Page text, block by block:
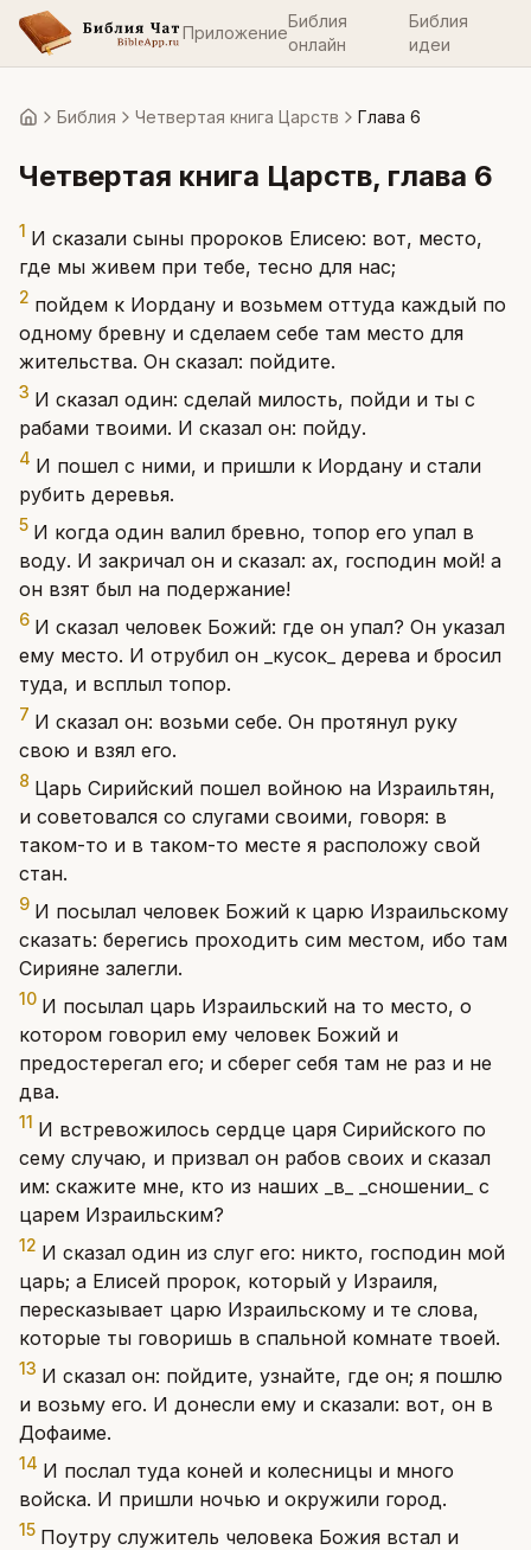
Приложение
Библия
онлайн
Библия
идеи
ГлавнаяБиблия Четвертая книга Царств Глава 6
Четвертая книга Царств, глава 6
1 И сказали сыны пророков Елисею: вот, место,
где мы живем при тебе, тесно для нас;
2 пойдем к Иордану и возьмем оттуда каждый по
одному бревну и сделаем себе там место для
жительства. Он сказал: пойдите.
3 И сказал один: сделай милость, пойди и ты с
рабами твоими. И сказал он: пойду.
4 И пошел с ними, и пришли к Иордану и стали
рубить деревья.
5 И когда один валил бревно, топор его упал в
воду. И закричал он и сказал: ах, господин мой! а
он взят был на подержание!
6 И сказал человек Божий: где он упал? Он указал
ему место. И отрубил он _кусок_ дерева и бросил
туда, и всплыл топор.
7 И сказал он: возьми себе. Он протянул руку
свою и взял его.
8 Царь Сирийский пошел войною на Израильтян,
и советовался со слугами своими, говоря: в
таком-то и в таком-то месте я расположу свой
стан.
9 И посылал человек Божий к царю Израильскому
сказать: берегись проходить сим местом, ибо там
Сирияне залегли.
10 И посылал царь Израильский на то место, о
котором говорил ему человек Божий и
предостерегал его; и сберег себя там не раз и не
два.
11 И встревожилось сердце царя Сирийского по
сему случаю, и призвал он рабов своих и сказал
им: скажите мне, кто из наших _в_ _сношении_ с
царем Израильским?
12 И сказал один из слуг его: никто, господин мой
царь; а Елисей пророк, который у Израиля,
пересказывает царю Израильскому и те слова,
которые ты говоришь в спальной комнате твоей.
13 И сказал он: пойдите, узнайте, где он; я пошлю
и возьму его. И донесли ему и сказали: вот, он в
Дофаиме.
14 И послал туда коней и колесницы и много
войска. И пришли ночью и окружили город.
15 Поутру служитель человека Божия встал и